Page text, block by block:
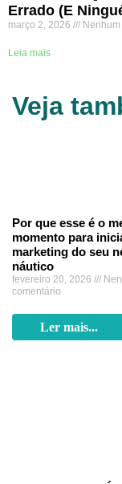
Errado (E
março 2, 2026
Leia mais
Veja
Por que esse é o
momento para
marketing do seu
náutico
fevereiro 20, 2026
comentário
Ler mais...